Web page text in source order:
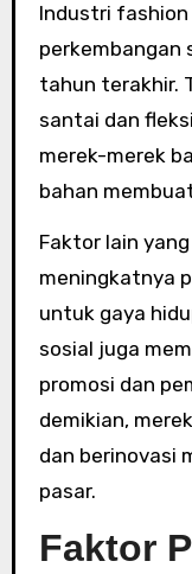
Industri
perkembangan
tahun terakhir.
santai dan
merek-merek
bahan
Faktor lain
meningkatnya
untuk gaya
sosial juga
promosi dan
demikian,
dan berinovasi
pasar.
Faktor